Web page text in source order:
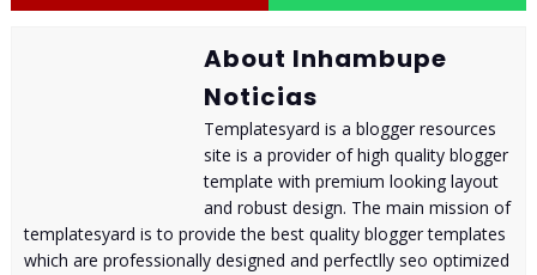
About Inhambupe
Noticias
Templatesyard is a blogger resources
site is a provider of high quality blogger
template with premium looking layout
and robust design. The main mission of
templatesyard is to provide the best quality blogger templates
which are professionally designed and perfectlly seo optimized